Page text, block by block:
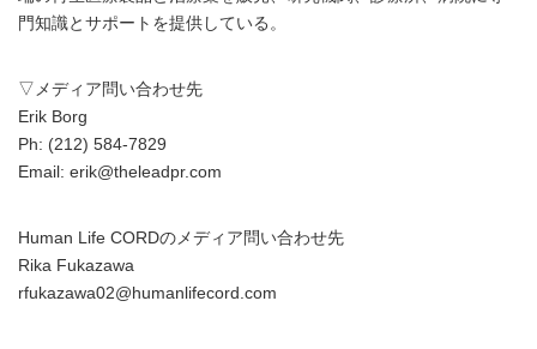
門知識とサポートを提供している。
▽メディア問い合わせ先
Erik Borg
Ph: (212) 584-7829
Email: erik@theleadpr.com
Human Life CORDのメディア問い合わせ先
Rika Fukazawa
rfukazawa02@humanlifecord.com